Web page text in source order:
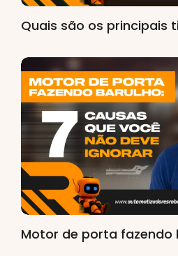
Quais são os principais
Motor de porta fazendo